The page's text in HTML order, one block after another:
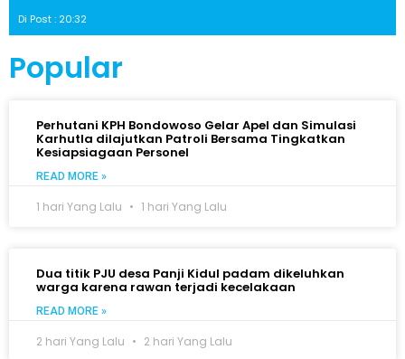
Di Post : 20:32
Popular
Perhutani KPH Bondowoso Gelar Apel dan Simulasi
Karhutla dilajutkan Patroli Bersama Tingkatkan
Kesiapsiagaan Personel
READ MORE »
1 hari Yang Lalu 1 hari Yang Lalu
Dua titik PJU desa Panji Kidul padam dikeluhkan
warga karena rawan terjadi kecelakaan
READ MORE »
2 hari Yang Lalu 2 hari Yang Lalu